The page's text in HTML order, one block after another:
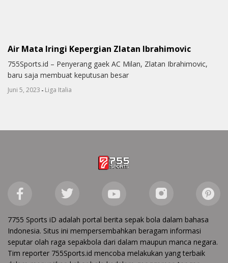
Air Mata Iringi Kepergian Zlatan Ibrahimovic
755Sports.id – Penyerang gaek AC Milan, Zlatan Ibrahimovic,
baru saja membuat keputusan besar
Juni 5, 2023 - Liga Italia
7755 Sports iD adalah portal berita sepak bola dalam bahasa
Indonesia. Situs ini mempersembahkan beragam informasi
seputar olah raga sepakbola dari dalam maupun manca negara.
Tim reporter 755Sports.id mencoba melakukan yang terbaik